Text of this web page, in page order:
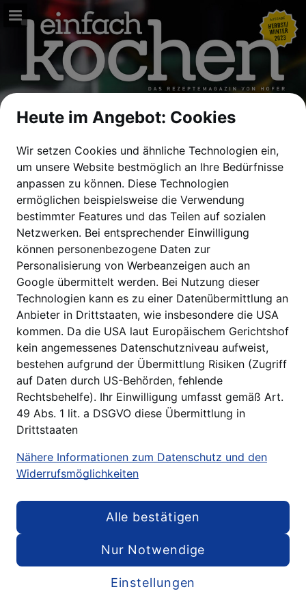
hofer.at
Seitenübersicht
Vollbild
PDF herunterladen
Datenschutzerklärung anzeigen
Heute im Angebot: Cookies
Wir setzen Cookies und ähnliche Technologien ein,
um unsere Website bestmöglich an Ihre Bedürfnisse
anpassen zu können. Diese Technologien
ermöglichen beispielsweise die Verwendung
bestimmter Features und das Teilen auf sozialen
Netzwerken. Bei entsprechender Einwilligung
können personenbezogene Daten zur
Personalisierung von Werbeanzeigen auch an
Google übermittelt werden. Bei Nutzung dieser
Technologien kann es zu einer Datenübermittlung an
Anbieter in Drittstaaten, wie insbesondere die USA
kommen. Da die USA laut Europäischem Gerichtshof
kein angemessenes Datenschutzniveau aufweist,
bestehen aufgrund der Übermittlung Risiken (Zugriff
auf Daten durch US-Behörden, fehlende
Rechtsbehelfe). Ihr Einwilligung umfasst gemäß Art.
49 Abs. 1 lit. a DSGVO diese Übermittlung in
Drittstaaten
Nähere Informationen zum Datenschutz und den
Widerrufsmöglichkeiten
Einstellungen
Nur Notwendige
Alle bestätigen